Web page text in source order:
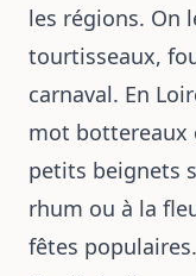
les régions. On
tourtisseaux,
carnaval. En
mot bottereaux
petits beignets
rhum ou à la
fêtes populaires.